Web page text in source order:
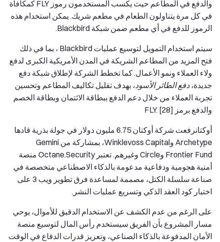
والدفع في المطاعم حيث يكسب المستخدمون رموز FLY كمكافأة
في كل مرة يتناولون الطعام في مطعم شريك. يمكن استخدام هذه
الرموز للدفع في أي مطعم ضمن شبكة Blackbird.
سيتم استخدام التمويل لتوسيع عمليات Blackbird ، بما في ذلك
فتح المزيد من المطاعم الشريكة في المدن الأمريكية الكبرى لدفع
ولاء العملاء ونمو الأعمال. كما تخطط الشركة لإطلاق شبكة دفع
جديدة، دفع الطائر الأسود، بهدف تقليل تكاليف المطاعم وتحسين
تجربة العملاء من خلال دعم الدفع ببطاقة الائتمان وبطاقة الخصم
والدفع برمز FLY. [28]
أوكتان
رفعت شركة أوكتان 6.75 مليون دولار في جولة بذرية قادها
Archetype وWinklevoss Capital، بمشاركة من Gemini
Frontier Fund وCircle وغيرهم. تعتبر Octane.Security منصة
أمنية هجومية ودفاعية مدعومة بالذكاء الاصطناعي متخصصة في
صناعة سلسلة الكتل، مصممة لمساعدة فرق تطوير ويب 3 على
اختبار كود العقد الذكي وتسريع عمليات النشر.
على الرغم من عدم الكشف عن الاستخدام الدقيق للأموال، يوحي
مسار المشروع بأن الفريق سيستخدم رأس المال لتوسيع منصة
الأمان المدفوعة بالذكاء الصناعي، وتعزيز قدرات الدفاع في الوقت